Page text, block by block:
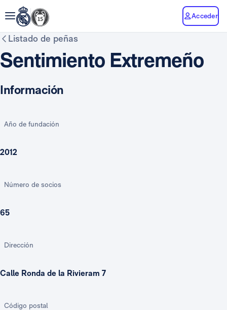
Acceder
Listado de peñas
Sentimiento Extremeño
Información
Año de fundación
2012
Número de socios
65
Dirección
Calle Ronda de la Rivieram 7
Código postal